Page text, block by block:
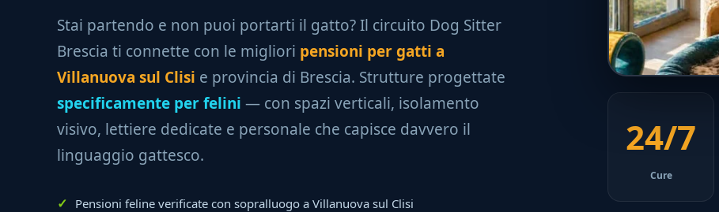
Stai partendo e non puoi portarti il gatto? Il circuito Dog Sitter
Brescia ti connette con le migliori pensioni per gatti a
Villanuova sul Clisi e provincia di Brescia. Strutture progettate
specificamente per felini — con spazi verticali, isolamento
visivo, lettiere dedicate e personale che capisce davvero il
linguaggio gattesco.
Pensioni feline verificate con sopralluogo a Villanuova sul Clisi
24/7
Cure